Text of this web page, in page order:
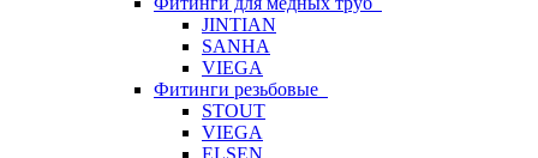
JINTIAN
SANHA
VIEGA
Фитинги резьбовые
STOUT
VIEGA
ELSEN